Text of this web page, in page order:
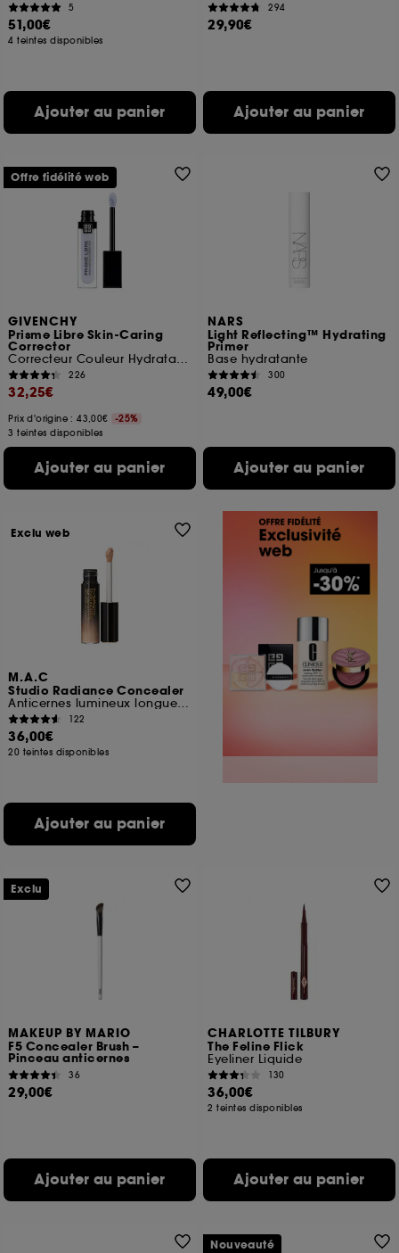
5
51,00€
4 teintes disponibles
Ajouter au panier
294
29,90€
Ajouter au panier
GIVENCHY
Prisme Libre Skin-Caring
Corrector
Correcteur Couleur Hydratation 24H
226
32,25€
Prix d'origine : 43,00€
-25%
3 teintes disponibles
Ajouter au panier
Offre fidélité web
NARS
Light Reflecting™ Hydrating
Primer
Base hydratante
300
49,00€
Ajouter au panier
M.A.C
Studio Radiance Concealer
Anticernes lumineux longue tenue
122
36,00€
20 teintes disponibles
Ajouter au panier
Exclu web
MAKEUP BY MARIO
F5 Concealer Brush –
Pinceau anticernes
36
29,00€
Ajouter au panier
Exclu
CHARLOTTE TILBURY
The Feline Flick
Eyeliner Liquide
130
36,00€
2 teintes disponibles
Ajouter au panier
Nouveauté